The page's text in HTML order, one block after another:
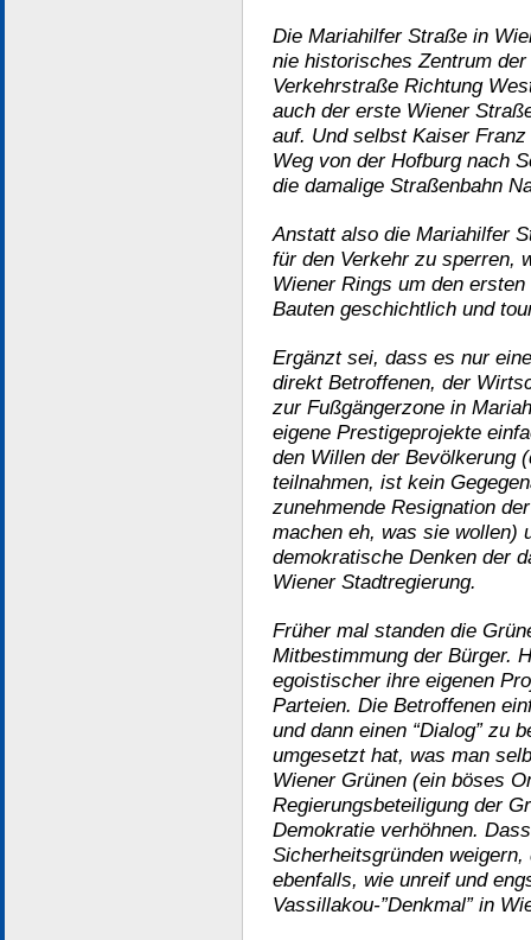
Die Mariahilfer Straße in
nie historisches Zentrum
Verkehrstraße Richtung
auch der erste Wiener
auf. Und selbst Kaiser
Weg von der Hofburg nach
die damalige Straßenbahn
Anstatt also die Mariahilfer
für den Verkehr zu sperren,
Wiener Rings um den
Bauten geschichtlich und
Ergänzt sei, dass es nur
direkt Betroffenen, der
zur Fußgängerzone in
eigene Prestigeprojekte
den Willen der Bevölkerung
teilnahmen, ist kein
zunehmende Resignation
machen eh, was sie wollen)
demokratische Denken der
Wiener Stadtregierung.
Früher mal standen die
Mitbestimmung der Bürger.
egoistischer ihre eigenen
Parteien. Die Betroffenen
und dann einen “Dialog” zu
umgesetzt hat, was man
Wiener Grünen (ein böses
Regierungsbeteiligung der
Demokratie verhöhnen.
Sicherheitsgründen
ebenfalls, wie unreif und
Vassillakou-”Denkmal” in